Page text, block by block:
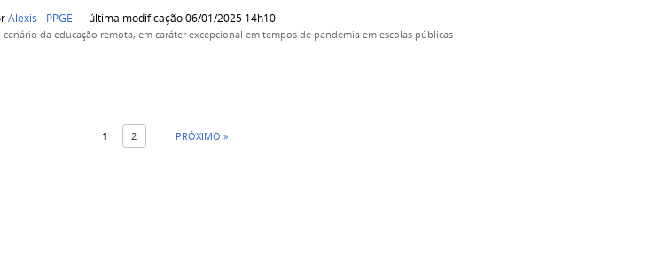
Alexis - PPGE — última modificação 06/01/2025 14h10
da educação remota, em caráter excepcional em tempos de pandemia em escolas públicas
1 2 PRÓXIMO »